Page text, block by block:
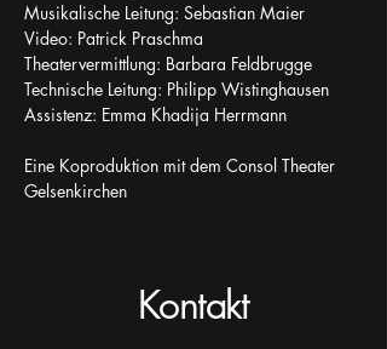
Musikalische Leitung: Sebastian Maier
Video: Patrick Praschma
Theatervermittlung: Barbara Feldbrugge
Technische Leitung: Philipp Wistinghausen
Assistenz: Emma Khadija Herrmann
Eine Koproduktion mit dem Consol Theater
Gelsenkirchen
Kontakt